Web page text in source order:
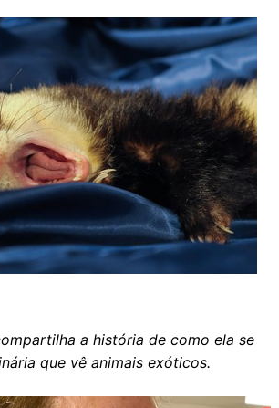
a história de como ela se
que vê animais exóticos.